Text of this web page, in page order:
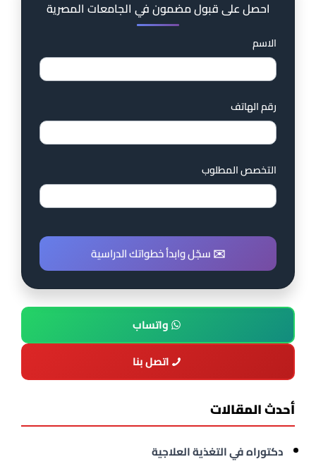
احصل على قبول مضمون في الجامعات المصرية
الاسم
رقم الهاتف
التخصص المطلوب
✉️ سجّل وابدأ خطواتك الدراسية
واتساب
اتصل بنا
أحدث المقالات
دكتوراه في التغذية العلاجية